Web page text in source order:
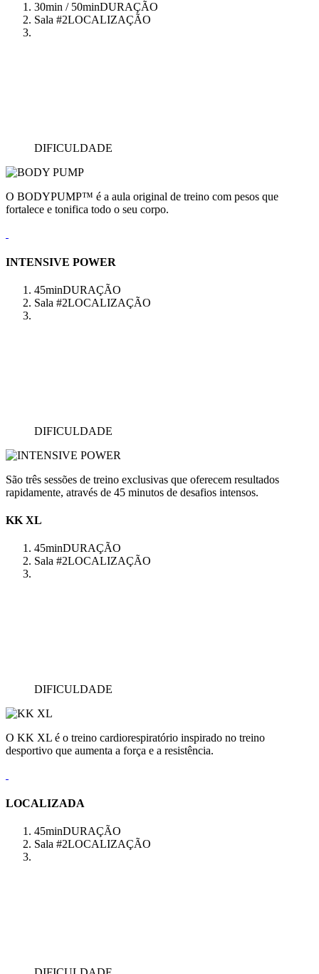
30min / 50minDURAÇÃO
Sala #2LOCALIZAÇÃO
DIFICULDADE
O BODYPUMP™ é a aula original de treino com pesos que
fortalece e tonifica todo o seu corpo.
INTENSIVE POWER
45minDURAÇÃO
Sala #2LOCALIZAÇÃO
DIFICULDADE
São três sessões de treino exclusivas que oferecem resultados
rapidamente, através de 45 minutos de desafios intensos.
KK XL
45minDURAÇÃO
Sala #2LOCALIZAÇÃO
DIFICULDADE
O KK XL é o treino cardiorespiratório inspirado no treino
desportivo que aumenta a força e a resistência.
LOCALIZADA
45minDURAÇÃO
Sala #2LOCALIZAÇÃO